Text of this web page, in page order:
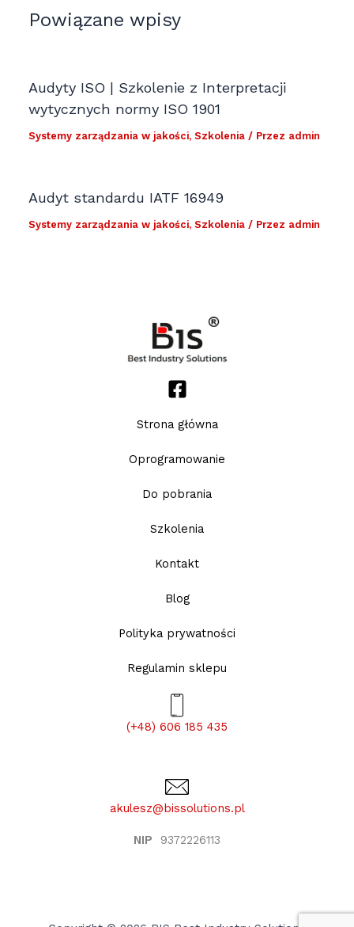
Powiązane wpisy
Audyty ISO | Szkolenie z Interpretacji
wytycznych normy ISO 1901
Systemy zarządzania w jakości,Szkolenia / Przez admin
Audyt standardu IATF 16949
Systemy zarządzania w jakości,Szkolenia / Przez admin
Strona główna
Oprogramowanie
Do pobrania
Szkolenia
Kontakt
Blog
Polityka prywatności
Regulamin sklepu
(+48) 606 185 435
akulesz@bissolutions.pl
NIP 9372226113